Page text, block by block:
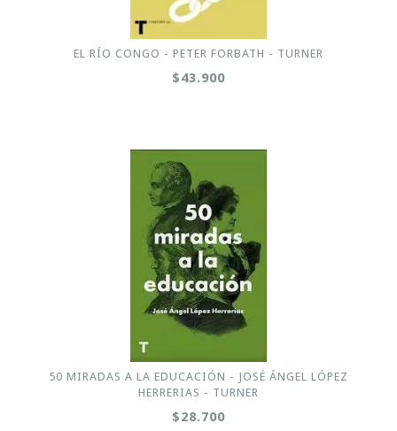
EL RÍO CONGO - PETER FORBATH - TURNER
$43.900
50 MIRADAS A LA EDUCACIÓN - JOSÉ ÁNGEL LÓPEZ
HERRERIAS - TURNER
$28.700